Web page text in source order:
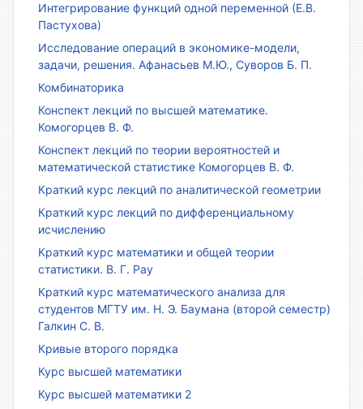
Интегрирование функций одной переменной (Е.В.
Пастухова)
Исследование операций в экономике-модели,
задачи, решения. Афанасьев М.Ю., Суворов Б. П.
Комбинаторика
Конспект лекций по высшей математике.
Комогорцев В. Ф.
Конспект лекций по теории вероятностей и
математической статистике Комогорцев В. Ф.
Краткий курс лекций по аналитической геометрии
Краткий курс лекций по дифференциальному
исчислению
Краткий курс математики и общей теории
статистики. В. Г. Рау
Краткий курс математического анализа для
студентов МГТУ им. Н. Э. Баумана (второй семестр)
Галкин С. В.
Кривые второго порядка
Курс высшей математики
Курс высшей математики 2